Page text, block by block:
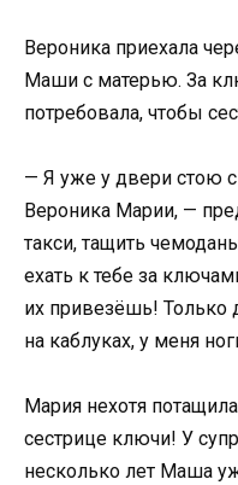
Вероника приехала
Маши с матерью. За
потребовала, чтобы
— Я уже у двери стою
Вероника Марии, —
такси, тащить
ехать к тебе за
их привезёшь! Только
на каблуках, у меня
Мария нехотя
сестрице ключи! У
несколько лет Маша